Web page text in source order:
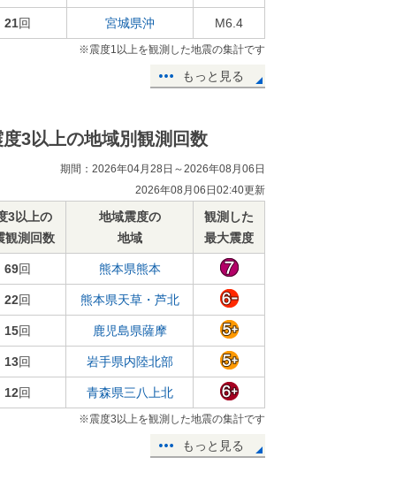
21回 宮城県沖 M6.4
※震度1以上を観測した地震の集計です
もっと見る
度3以上の地域別観測回数
期間：2026年04月28日～2026年08月06日
2026年08月06日02:40更新
3以上の
観測回数
地域震度の
地域
観測した
最大震度
69回 熊本県熊本
22回 熊本県天草・芦北
15回 鹿児島県薩摩
13回 岩手県内陸北部
12回 青森県三八上北
※震度3以上を観測した地震の集計です
もっと見る